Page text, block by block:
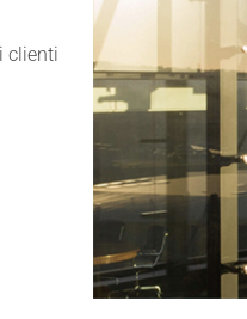
clienti